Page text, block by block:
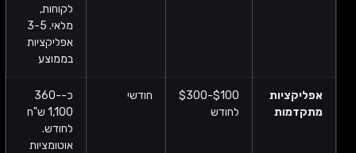
לקוחות,
מלאי. 3-5
אפליקציות
בממוצע
אפליקציות
מתקדמות
$100-$300
לחודש
חודשי
כ-360-
1,100 ש"ח
לחודש.
אוטומציות